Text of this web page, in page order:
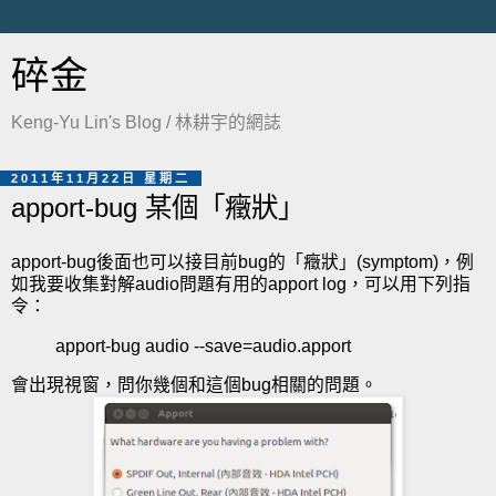
碎金
Keng-Yu Lin's Blog / 林耕宇的網誌
2011年11月22日 星期二
apport-bug 某個「癥狀」
apport-bug後面也可以接目前bug的「癥狀」(symptom)，例
如我要收集對解audio問題有用的apport log，可以用下列指
令：
apport-bug audio --save=audio.apport
會出現視窗，問你幾個和這個bug相關的問題。